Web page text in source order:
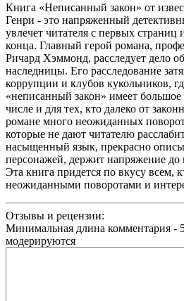
Книга «Неписанный закон» от
Генри - это напряженный
увлечет читателя с первых страниц
конца. Главный герой романа,
Ричард Хэммонд, расследует дело
наследницы. Его расследование
коррупции и клубов кукольников,
«неписанный закон» имеет большое
числе и для тех, кто далеко от
романе много неожиданных
которые не дают читателю
насыщенный язык, прекрасно
персонажей, держит напряжение
Эта книга придется по вкусу всем,
неожиданными поворотами и
Отзывы и рецензии:
Минимальная длина комментария -
модерируются